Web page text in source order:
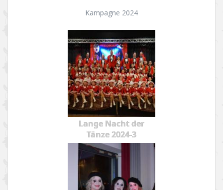
Kampagne 2024
Lange Nacht der
Tänze 2024-3